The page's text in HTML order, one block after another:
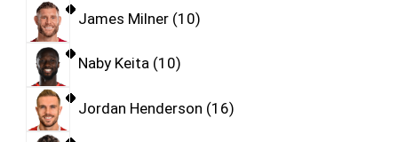
James Milner 10
Naby Keita 10
Jordan Henderson 16